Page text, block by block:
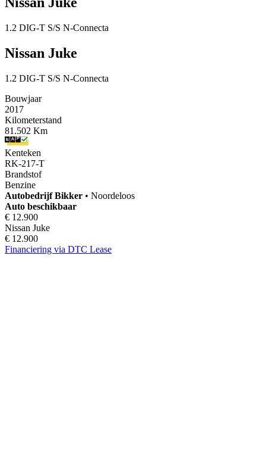
1.2 DIG-T S/S N-Connecta
Nissan Juke
1.2 DIG-T S/S N-Connecta
Bouwjaar
2017
Kilometerstand
81.502 Km
Kenteken
RK-217-T
Brandstof
Benzine
AutobedrijfBikker • Noordeloos
Auto beschikbaar
€ 12.900
Nissan Juke
€ 12.900
Financiering via DTC Lease